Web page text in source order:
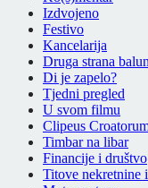
Izdvojeno
Festivo
Kancelarija
Druga strana
Di je zapelo?
Tjedni pregled
U svom filmu
Clipeus
Timbar na libar
Financije i društvo
Titove nekretnine